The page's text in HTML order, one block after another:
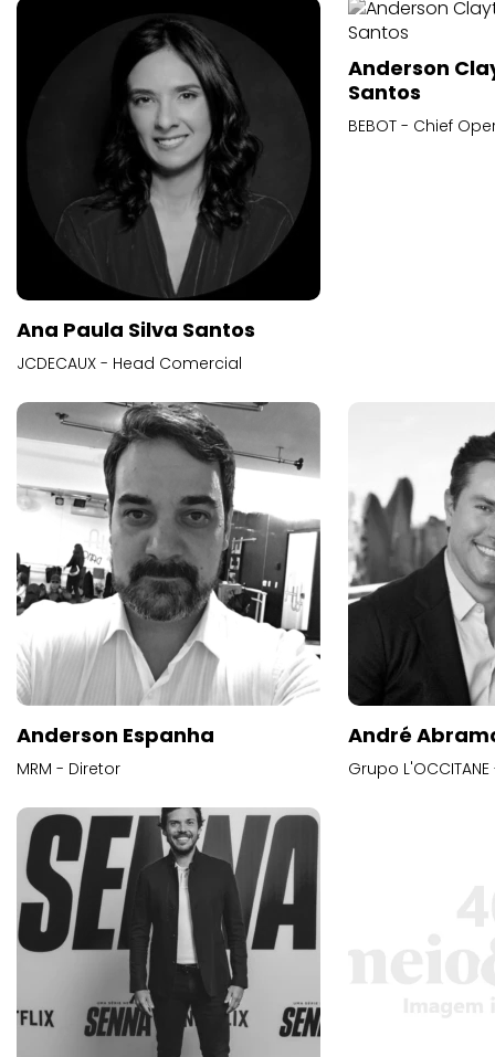
Ana Paula Silva Santos
JCDECAUX - Head Comercial
Anderson
Santos
BEBOT - Chief
Anderson Espanha
MRM - Diretor
André
Grupo